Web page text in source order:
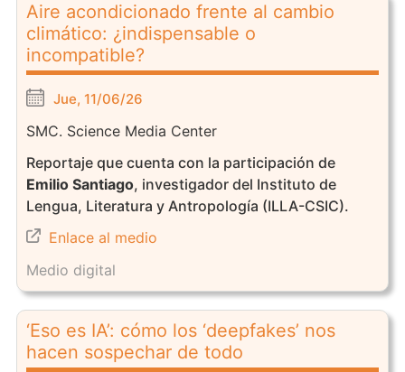
Aire acondicionado frente al cambio
climático: ¿indispensable o
incompatible?
Jue, 11/06/26
SMC. Science Media Center
Reportaje que cuenta con la participación de
Emilio Santiago, investigador del Instituto de
Lengua, Literatura y Antropología (ILLA-CSIC).
Enlace al medio
Medio digital
‘Eso es IA’: cómo los ‘deepfakes’ nos
hacen sospechar de todo